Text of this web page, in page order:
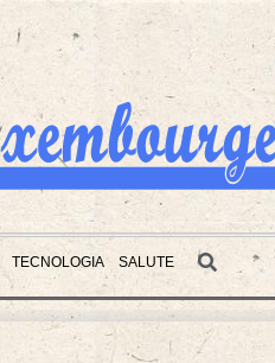
TECNOLOGIA SALUTE